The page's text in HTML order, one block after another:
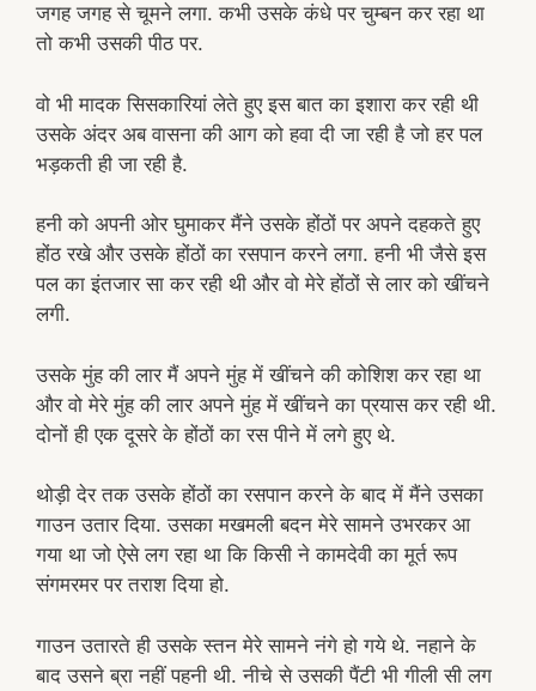
जगह जगह से चूमने लगा. कभी उसके कंधे पर चुम्बन कर रहा था
तो कभी उसकी पीठ पर.
वो भी मादक सिसकारियां लेते हुए इस बात का इशारा कर रही थी
उसके अंदर अब वासना की आग को हवा दी जा रही है जो हर पल
भड़कती ही जा रही है.
हनी को अपनी ओर घुमाकर मैंने उसके होंठों पर अपने दहकते हुए
होंठ रखे और उसके होंठों का रसपान करने लगा. हनी भी जैसे इस
पल का इंतजार सा कर रही थी और वो मेरे होंठों से लार को खींचने
लगी.
उसके मुंह की लार मैं अपने मुंह में खींचने की कोशिश कर रहा था
और वो मेरे मुंह की लार अपने मुंह में खींचने का प्रयास कर रही थी.
दोनों ही एक दूसरे के होंठों का रस पीने में लगे हुए थे.
थोड़ी देर तक उसके होंठों का रसपान करने के बाद में मैंने उसका
गाउन उतार दिया. उसका मखमली बदन मेरे सामने उभरकर आ
गया था जो ऐसे लग रहा था कि किसी ने कामदेवी का मूर्त रूप
संगमरमर पर तराश दिया हो.
गाउन उतारते ही उसके स्तन मेरे सामने नंगे हो गये थे. नहाने के
बाद उसने ब्रा नहीं पहनी थी. नीचे से उसकी पैंटी भी गीली सी लग